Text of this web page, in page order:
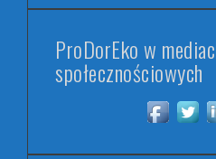
ProDorEko w
społecznościowych